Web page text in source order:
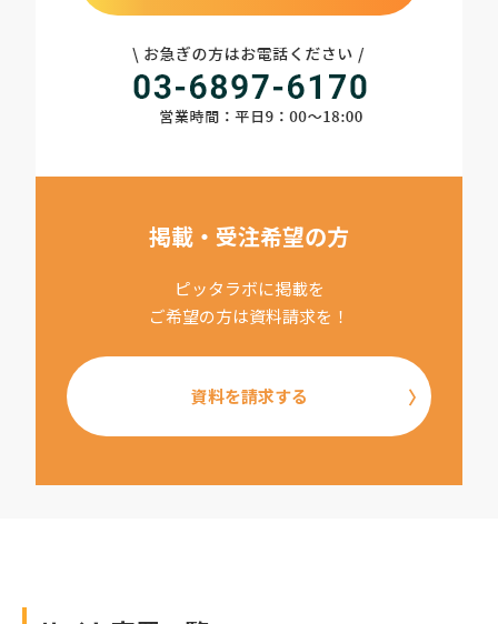
掲載・受注希望の方
ピッタラボに掲載を
ご希望の方は資料請求を！
資料を請求する